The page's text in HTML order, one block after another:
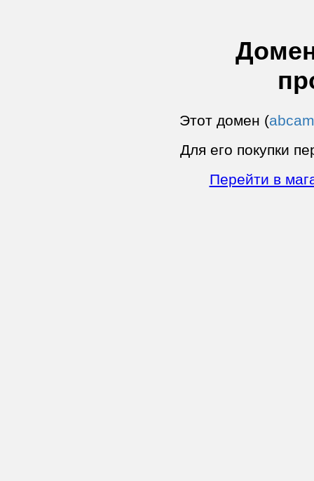
Этот домен (
Для его покупки
Перейти в